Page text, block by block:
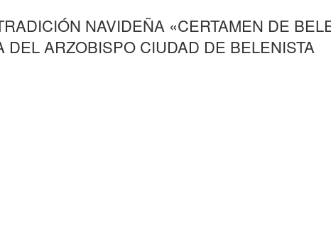
NAVIDEÑA «CERTAMEN DE
DEL ARZOBISPO CIUDAD DE BELENISTA